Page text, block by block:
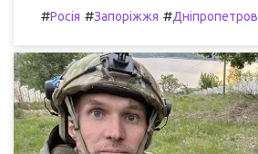
#Росія #Запоріжжя #